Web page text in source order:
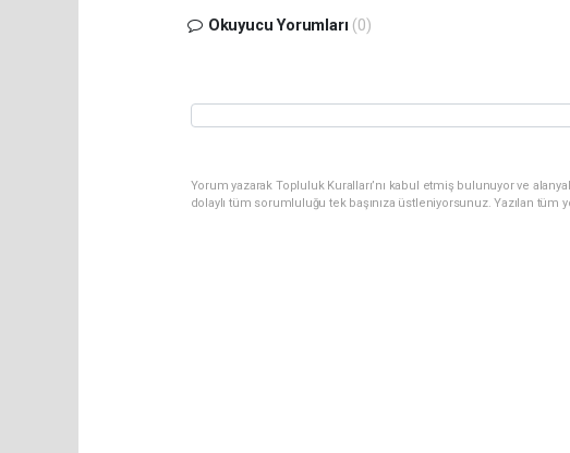
Okuyucu Yorumları (0)
Yorum yazarak Topluluk Kuralları’nı kabul etmiş bulunuyor ve
dolaylı tüm sorumluluğu tek başınıza üstleniyorsunuz. Yazılan